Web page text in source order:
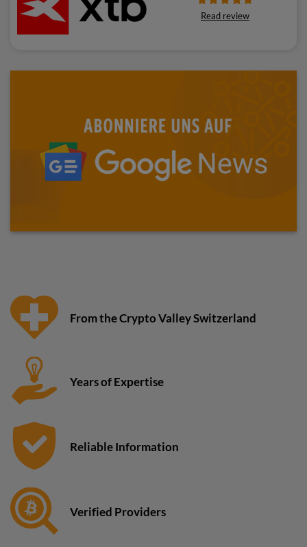
Read review
From the Crypto Valley Switzerland
Years of Expertise
Reliable Information
Verified Providers